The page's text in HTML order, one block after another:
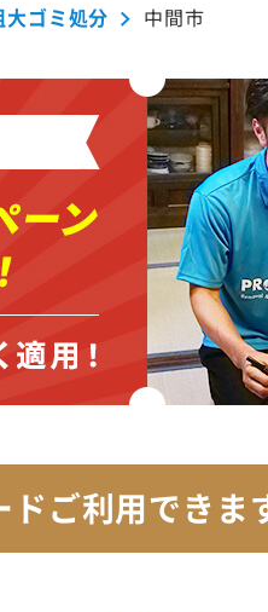
ゴミ処分 中間市
ドご利用できま